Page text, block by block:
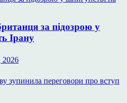
за підозрою у
Ірану
2026